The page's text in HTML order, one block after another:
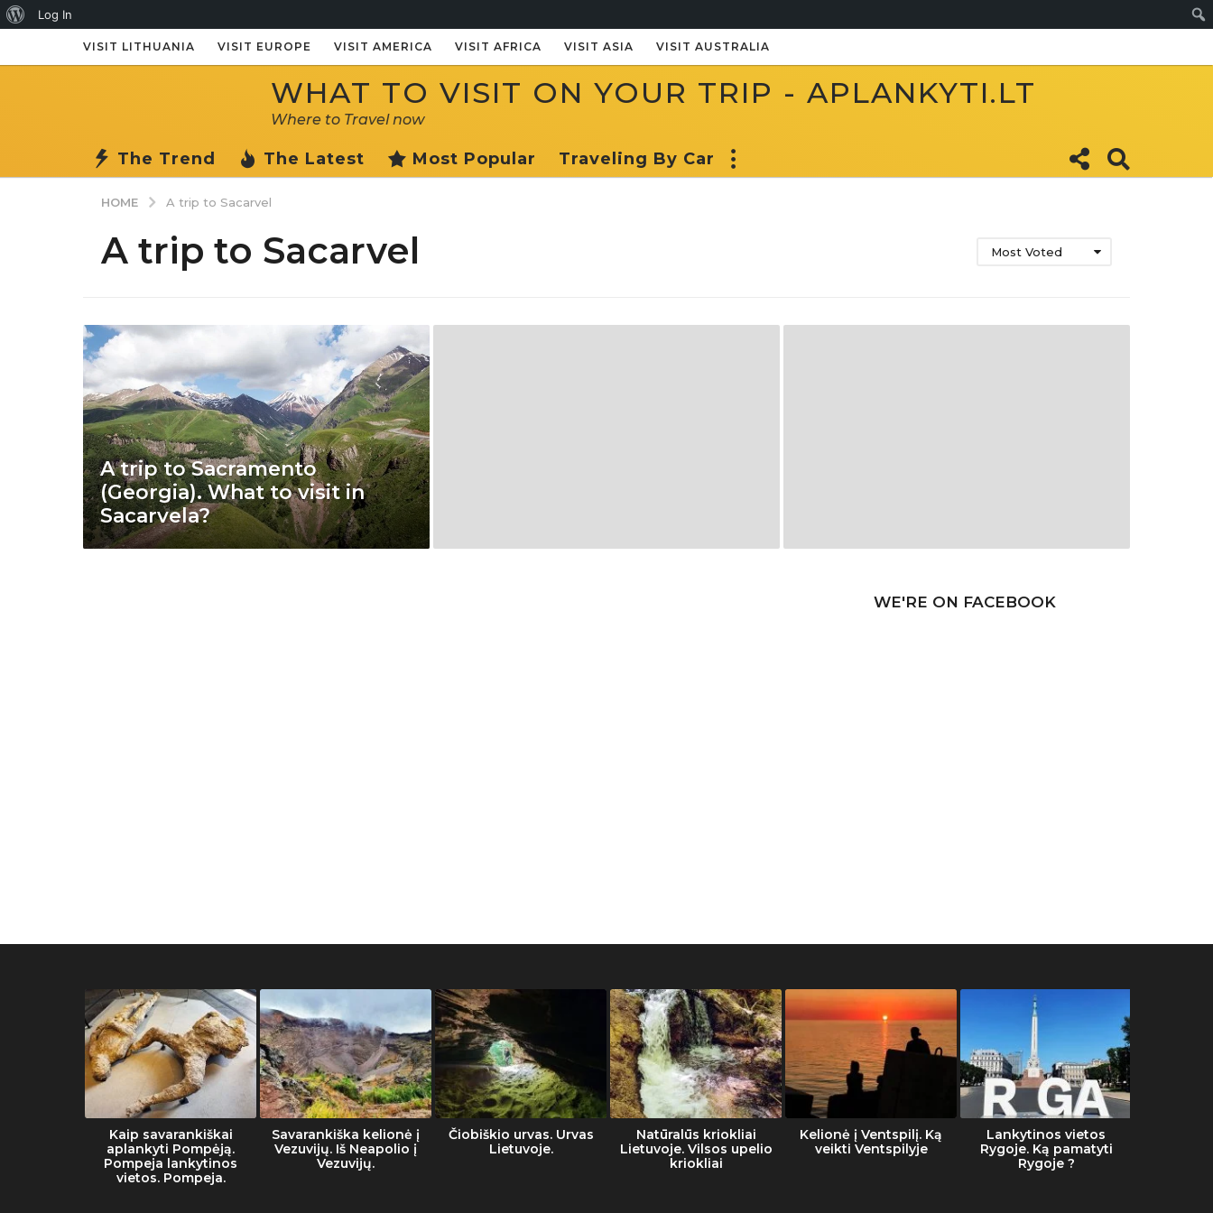
About
WordPress
Log In
VISIT LITHUANIA VISIT EUROPE VISIT AMERICA VISIT AFRICA VISIT ASIA VISIT AUSTRALIA
WHAT TO VISIT ON YOUR TRIP - APLANKYTI.LT
Where to Travel now
The Trend The Latest Most Popular Traveling By Car
HOME A trip to Sacarvel
A trip to Sacarvel Most Voted
A trip to Sacramento
(Georgia). What to visit in
Sacarvela?
WE'RE ON FACEBOOK
Kaip savarankiškai
aplankyti Pompėją.
Pompeja lankytinos
vietos. Pompeja.
Savarankiška kelionė į
Vezuvijų. Iš Neapolio į
Vezuvijų.
Čiobiškio urvas. Urvas
Lietuvoje.
Natūralūs kriokliai
Lietuvoje. Vilsos upelio
kriokliai
Kelionė į Ventspilį. Ką
veikti Ventspilyje
Lankytinos vietos
Rygoje. Ką pamatyti
Rygoje ?